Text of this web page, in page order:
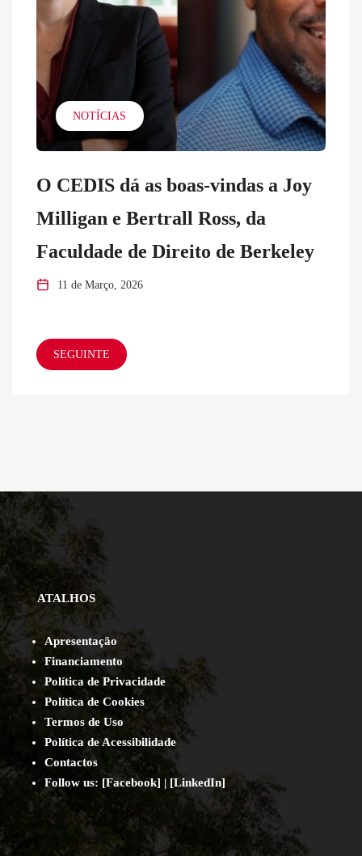
NOTÍCIAS
O CEDIS dá as boas-vindas a Joy
Milligan e Bertrall Ross, da
Faculdade de Direito de Berkeley
11 de Março, 2026
SEGUINTE
ATALHOS
Apresentação
Financiamento
Política de Privacidade
Política de Cookies
Termos de Uso
Política de Acessibilidade
Contactos
Follow us: [Facebook] | [LinkedIn]